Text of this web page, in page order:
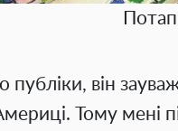
Потап
публіки, він
Тому мені